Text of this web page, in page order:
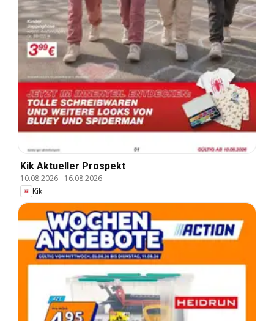
Kik Aktueller Prospekt
10.08.2026- 16.08.2026
Kik